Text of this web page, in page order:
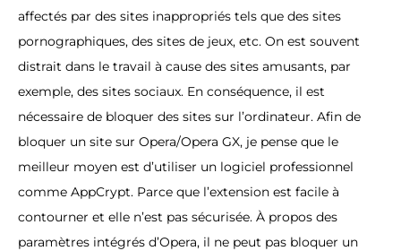
affectés par des sites inappropriés tels que des sites
pornographiques, des sites de jeux, etc. On est souvent
distrait dans le travail à cause des sites amusants, par
exemple, des sites sociaux. En conséquence, il est
nécessaire de bloquer des sites sur l’ordinateur. Afin de
bloquer un site sur Opera/Opera GX, je pense que le
meilleur moyen est d’utiliser un logiciel professionnel
comme AppCrypt. Parce que l’extension est facile à
contourner et elle n’est pas sécurisée. À propos des
paramètres intégrés d’Opera, il ne peut pas bloquer un